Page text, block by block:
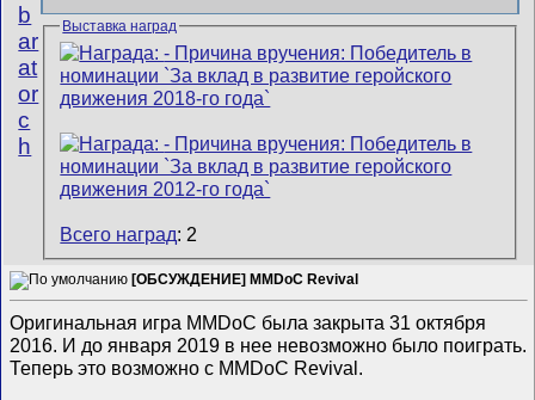
b
ar
at
or
c
h
Выставка наград
Всего наград: 2
[ОБСУЖДЕНИЕ] MMDoC Revival
Оригинальная игра MMDoC была закрыта 31 октября
2016. И до января 2019 в нее невозможно было поиграть.
Теперь это возможно с MMDoC Revival.